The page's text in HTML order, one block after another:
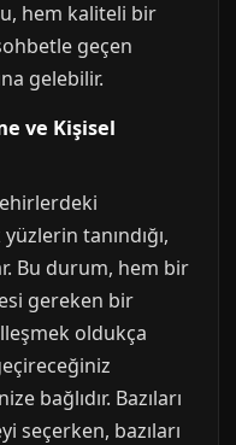
hem kaliteli bir
geçen
gelebilir.
ve Kişisel
tanındığı,
Bu durum, hem bir
gereken bir
oldukça
bağlıdır. Bazıları
seçerken, bazıları